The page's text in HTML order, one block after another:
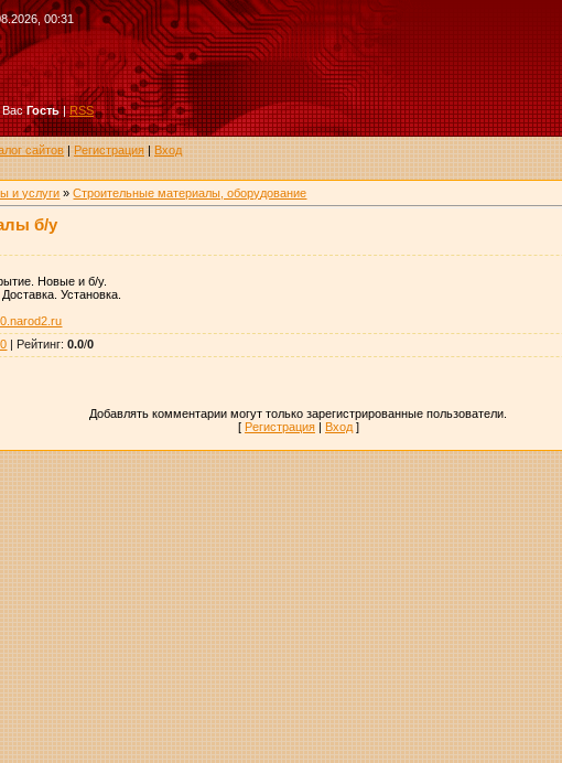
00:31
Вас Гость|RSS
сайтов|Регистрация|Вход
и услуги »Строительные материалы, оборудование
б/у
Новые и б/у.
Установка.
| Рейтинг:0.0/0
Добавлять комментарии могут только зарегистрированные пользователи.
[ Регистрация| Вход]